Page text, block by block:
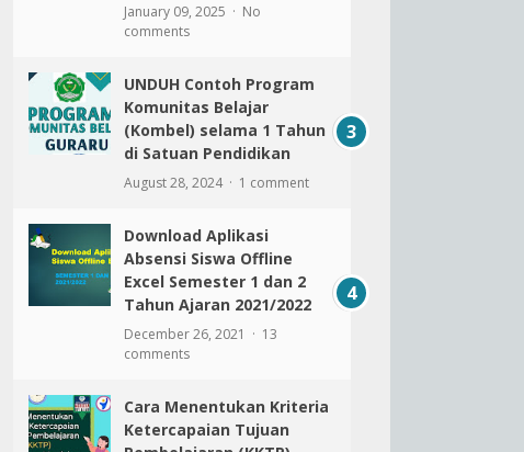
January 09, 2025
No
comments
UNDUH Contoh Program
Komunitas Belajar
(Kombel) selama 1 Tahun
di Satuan Pendidikan
August 28, 2024 1 comment
Download Aplikasi
Absensi Siswa Offline
Excel Semester 1 dan 2
Tahun Ajaran 2021/2022
December 26, 2021
13
comments
Cara Menentukan Kriteria
Ketercapaian Tujuan